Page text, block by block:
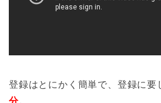
登録はとにかく簡単で、登録に要
分。